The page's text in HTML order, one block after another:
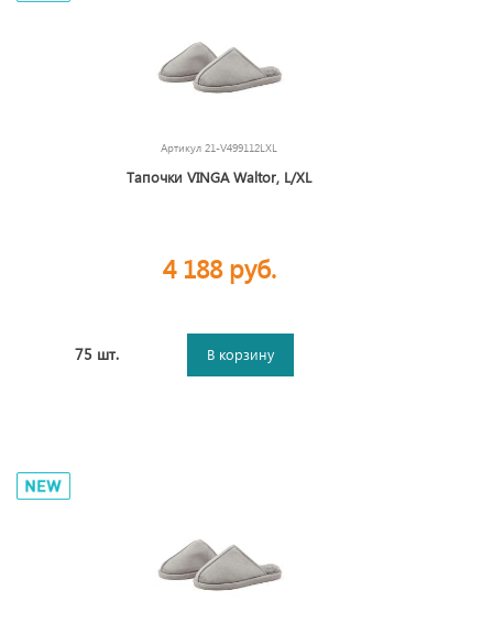
Артикул 21-V499112LXL
Тапочки VINGA Waltor, L/XL
4 188 руб.
75 шт. В корзину